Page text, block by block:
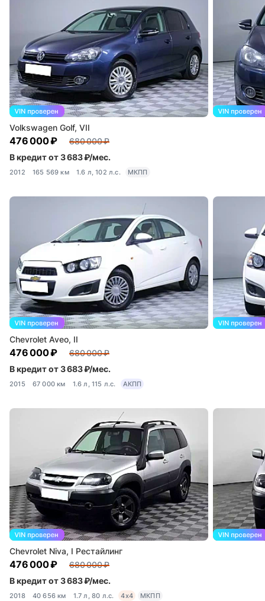
Volkswagen Golf, VII
476 000 ₽
680 000 ₽
В кредит от 3 683 ₽/мес.
2012 165 569 км 1.6 л, 102 л.с. МКПП
Chevrolet Aveo, II
476 000 ₽
680 000 ₽
В кредит от 3 683 ₽/мес.
2015 67 000 км 1.6 л, 115 л.с. АКПП
Chevrolet Niva, I Рестайлинг
476 000 ₽
680 000 ₽
В кредит от 3 683 ₽/мес.
2018 40 656 км 1.7 л, 80 л.с. 4x4 МКПП